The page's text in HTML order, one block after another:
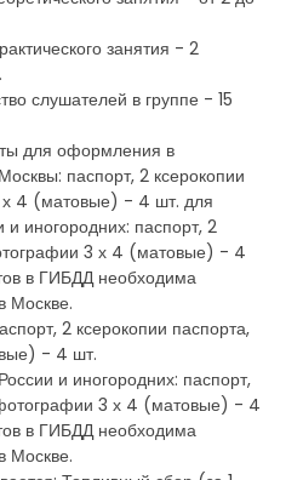
занятия - 2
слушателей в группе - 15
для оформления в
паспорт, 2 ксерокопии
х 4 (матовые) - 4 шт. для
иногородних: паспорт, 2
3 х 4 (матовые) - 4
в ГИБДД необходима
Москве.
2 ксерокопии паспорта,
- 4 шт.
и иногородних: паспорт,
3 х 4 (матовые) - 4
в ГИБДД необходима
Москве.